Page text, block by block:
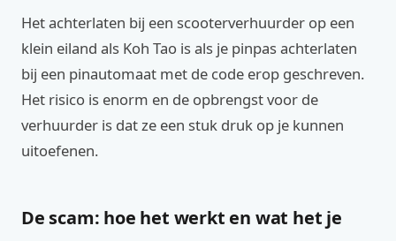
Het achterlaten bij een scooterverhuurder op een
klein eiland als Koh Tao is als je pinpas achterlaten
bij een pinautomaat met de code erop geschreven.
Het risico is enorm en de opbrengst voor de
verhuurder is dat ze een stuk druk op je kunnen
uitoefenen.
De scam: hoe het werkt en wat het je